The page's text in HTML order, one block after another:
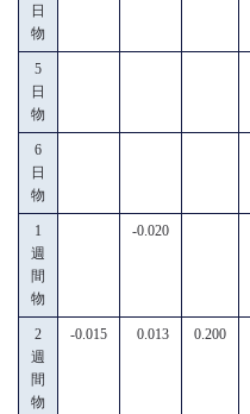
日
物
5
日
物
6
日
物
1
週
間
物
-0.020
2
週
間
物
-0.015 0.013 0.200